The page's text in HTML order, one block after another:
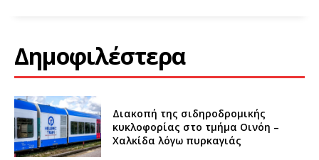
Δημοφιλέστερα
Διακοπή της σιδηροδρομικής
κυκλοφορίας στο τμήμα Οινόη –
Χαλκίδα λόγω πυρκαγιάς